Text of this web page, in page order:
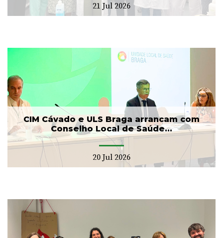
21 Jul 2026
CIM Cávado e ULS Braga arrancam com
Conselho Local de Saúde...
20 Jul 2026